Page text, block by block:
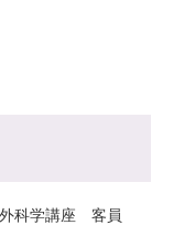
科学講座 客員